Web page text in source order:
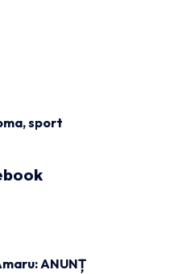
,sport
ANUNȚ